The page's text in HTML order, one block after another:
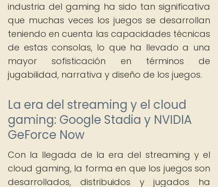
industria del gaming ha sido tan significativa
que muchas veces los juegos se desarrollan
teniendo en cuenta las capacidades técnicas
de estas consolas, lo que ha llevado a una
mayor sofisticación en términos de
jugabilidad, narrativa y diseño de los juegos.
La era del streaming y el cloud
gaming: Google Stadia y NVIDIA
GeForce Now
Con la llegada de la era del streaming y el
cloud gaming, la forma en que los juegos son
desarrollados, distribuidos y jugados ha